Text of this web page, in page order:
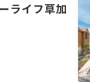
ライフ草加